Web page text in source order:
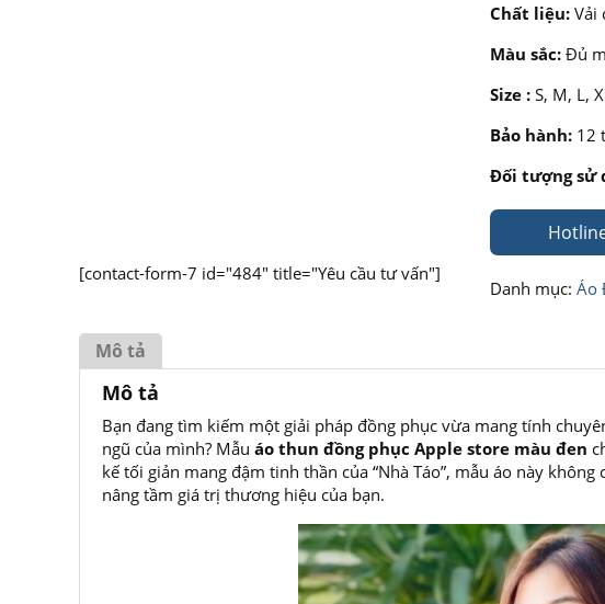
[contact-form-7 id="484" title="Yêu cầu tư vấn"]
Chất liệu:Vải
Màu sắc:Đủ
Size :S, M, L,
Bảo hành:12
Đối tượng sử
Danh mục: Áo
Mô tả
Mô tả
Bạn đang tìm kiếm một giải pháp đồng phục vừa mang tính
ngũ của mình? Mẫu áo thun đồng phục Apple store màu đen
kế tối giản mang đậm tinh thần của “Nhà Táo”, mẫu áo này
nâng tầm giá trị thương hiệu của bạn.